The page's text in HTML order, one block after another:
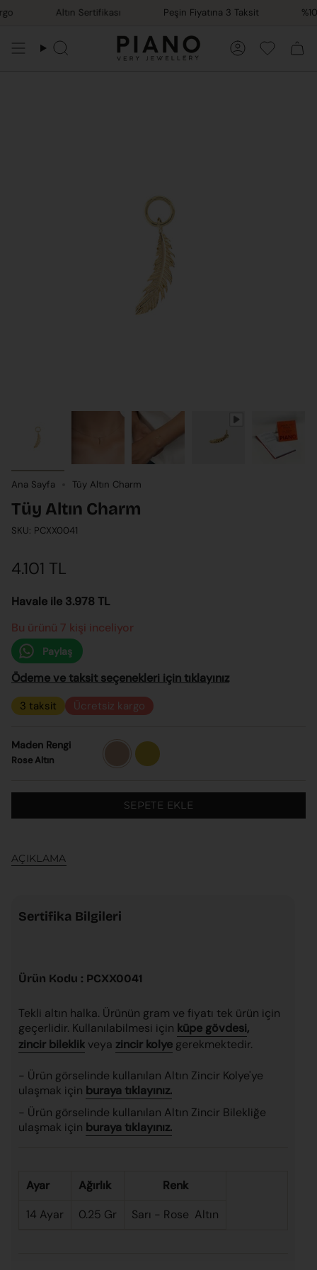
atla
Altın Sertifikası Peşin Fiyatına 3 Taksit
Ara Hesap
Ana Sayfa Tüy Altın Charm
Tüy Altın Charm
SKU: PCXX0041
4.101 TL
Havale ile 3.978 TL
Bu ürünü 7 kişi inceliyor
Paylaş
Ödeme ve taksit seçenekleri için tıklayınız
3 taksit Ücretsiz kargo
Maden Rengi
Rose Altın
Sarı
Altın
SEPETE EKLE
AÇIKLAMA
Sertifika Bilgileri
Ürün Kodu : PCXX0041
Tekli altın halka. Ürünün gram ve fiyatı tek ürün için
geçerlidir. Kullanılabilmesi için küpe gövdesi,
zincir bileklik veya zincir kolye gerekmektedir.
- Ürün görselinde kullanılan Altın Zincir Kolye'ye
ulaşmak için buraya tıklayınız.
- Ürün görselinde kullanılan Altın Zincir Bilekliğe
ulaşmak için buraya tıklayınız.
Ayar Ağırlık
Renk
14 Ayar
0.25 Gr Sarı - Rose Altın